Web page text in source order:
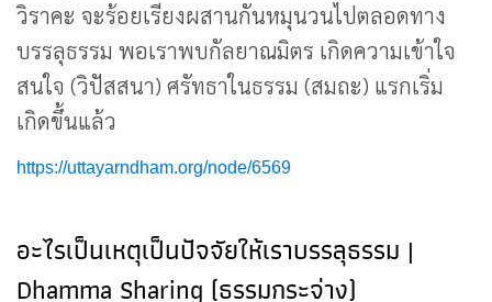
วิราคะ จะร้อยเรียงผสานกันหมุนวนไปตลอดทาง
บรรลุธรรม พอเราพบกัลยาณมิตร เกิดความเข้าใจ
สนใจ (วิปัสสนา) ศรัทธาในธรรม (สมถะ) แรกเริ่ม
เกิดขึ้นแล้ว
https://uttayarndham.org/node/6569
อะไรเป็นเหตุเป็นปัจจัยให้เราบรรลุธรรม |
Dhamma Sharing (ธรรมกระจ่าง)